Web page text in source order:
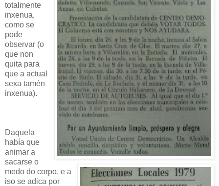
totalmente
inxenua,
como se
pode
observar (o
que non
quita para
que a actual
sexa tamén
inxenua).
Daquela
había que
animar a
sacarse o
medo do corpo, e a
iso se adica por